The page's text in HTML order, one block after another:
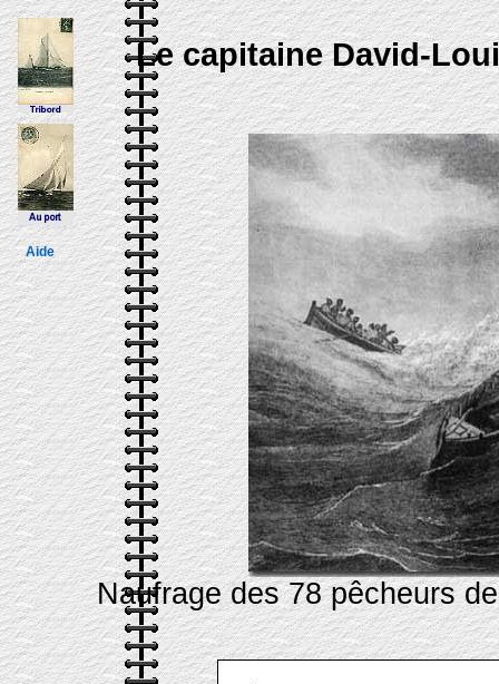
Aide
Le capitaine David-
Naufrage des 78 pêcheurs